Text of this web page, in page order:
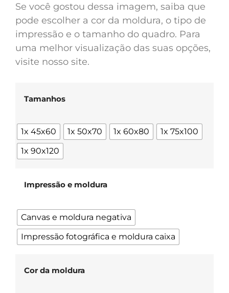
Se você gostou dessa imagem, saiba que
pode escolher a cor da moldura, o tipo de
impressão e o tamanho do quadro. Para
uma melhor visualização das suas opções,
visite nosso site.
Tamanhos
1x 45x60 1x 50x70 1x 60x80
1x 75x100
1x 90x120
Impressão e moldura
Canvas e moldura negativa
Impressão fotográfica e moldura caixa
Cor da moldura